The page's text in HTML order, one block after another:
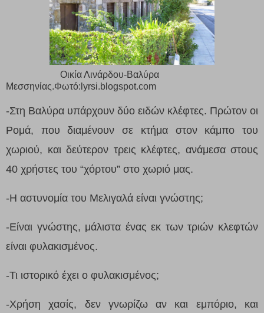
Οικία Λινάρδου-Βαλύρα
Μεσσηνίας.Φωτό:lyrsi.blogspot.com
-Στη Βαλύρα υπάρχουν δύο ειδών κλέφτες. Πρώτον οι
Ρομά, που διαμένουν σε κτήμα στον κάμπο του
χωριού, και δεύτερον τρεις κλέφτες, ανάμεσα στους
40 χρήστες του “χόρτου” στο χωριό μας.
-Η αστυνομία του Μελιγαλά είναι γνώστης;
-Είναι γνώστης, μάλιστα ένας εκ των τριών κλεφτών
είναι φυλακισμένος.
-Τι ιστορικό έχει ο φυλακισμένος;
-Χρήση χασίς, δεν γνωρίζω αν και εμπόριο, και